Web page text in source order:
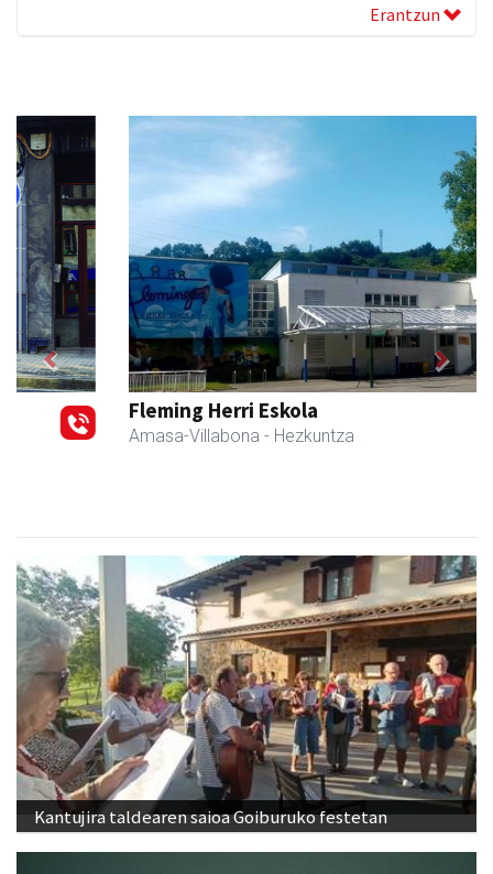
Erantzun
Fleming Herri Eskola
Amasa-Villabona - Hezkuntza
Previous Next
Kantujira taldearen saioa Goiburuko festetan